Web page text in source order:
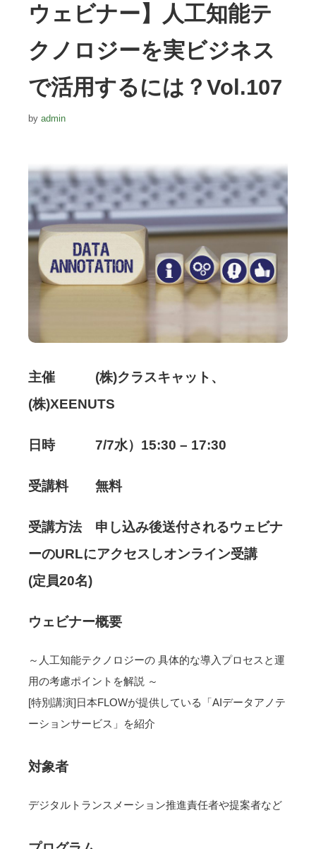
ウェビナー】人工知能テ
クノロジーを実ビジネス
で活用するには？Vol.107
by admin
主催 (株)クラスキャット、
(株)XEENUTS
日時 7/7水）15:30 – 17:30
受講料 無料
受講方法 申し込み後送付されるウェビナ
ーのURLにアクセスしオンライン受講
(定員20名)
ウェビナー概要
～人工知能テクノロジーの 具体的な導入プロセスと運
用の考慮ポイントを解説 ～
[特別講演]日本FLOWが提供している「AIデータアノテ
ーションサービス」を紹介
対象者
デジタルトランスメーション推進責任者や提案者など